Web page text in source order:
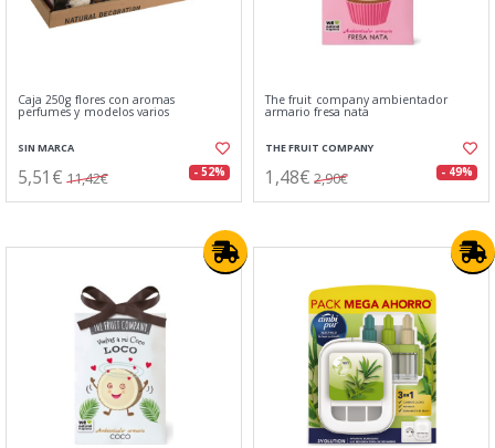
Caja 250g flores con aromas
perfumes y modelos varios
SIN MARCA
5,51€ 11,42€ - 52%
The fruit company ambientador
armario fresa nata
THE FRUIT COMPANY
1,48€ 2,90€ - 49%